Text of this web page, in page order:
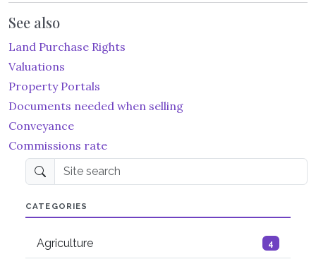
See also
Land Purchase Rights
Valuations
Property Portals
Documents needed when selling
Conveyance
Commissions rate
CATEGORIES
Agriculture 4